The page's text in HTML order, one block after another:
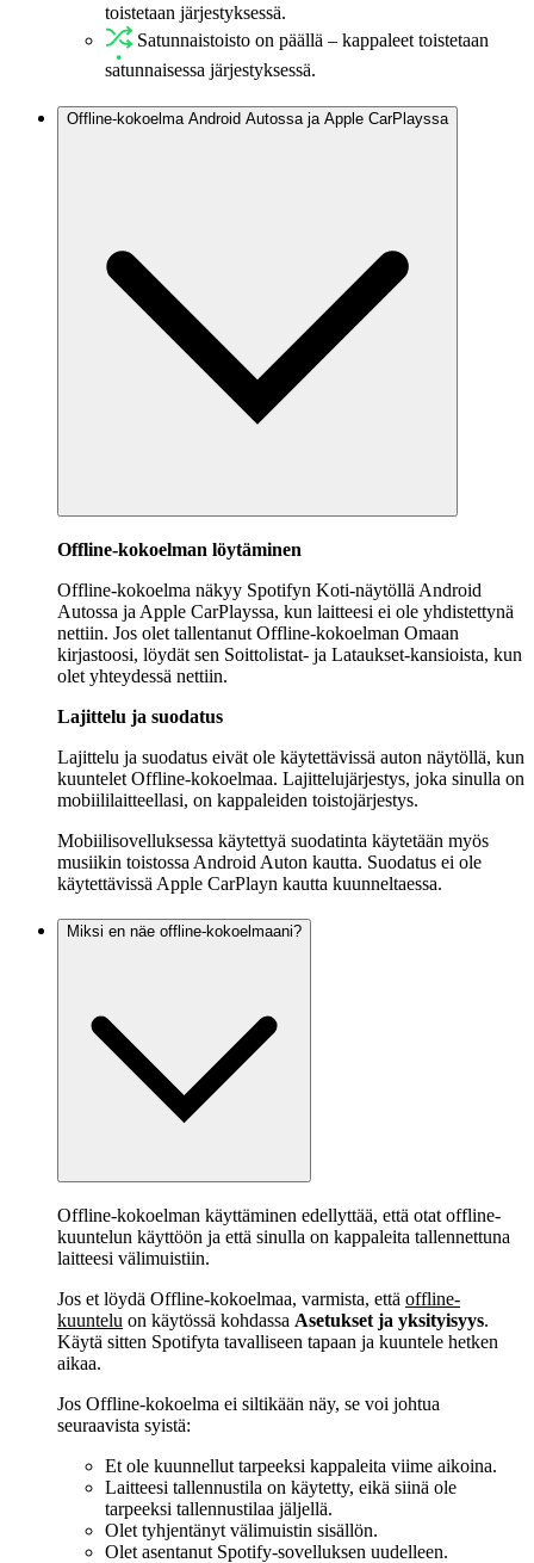
toistetaan järjestyksessä.
Satunnaistoisto on päällä – kappaleet toistetaan
satunnaisessa järjestyksessä.
Offline-kokoelma Android Autossa ja Apple CarPlayssa
Offline-kokoelman löytäminen
Offline-kokoelma näkyy Spotifyn Koti-näytöllä Android
Autossa ja Apple CarPlayssa, kun laitteesi ei ole yhdistettynä
nettiin. Jos olet tallentanut Offline-kokoelman Omaan
kirjastoosi, löydät sen Soittolistat- ja Lataukset-kansioista, kun
olet yhteydessä nettiin.
Lajittelu ja suodatus
Lajittelu ja suodatus eivät ole käytettävissä auton näytöllä, kun
kuuntelet Offline-kokoelmaa. Lajittelujärjestys, joka sinulla on
mobiililaitteellasi, on kappaleiden toistojärjestys.
Mobiilisovelluksessa käytettyä suodatinta käytetään myös
musiikin toistossa Android Auton kautta. Suodatus ei ole
käytettävissä Apple CarPlayn kautta kuunneltaessa.
Miksi en näe offline-kokoelmaani?
Offline-kokoelman käyttäminen edellyttää, että otat offline-
kuuntelun käyttöön ja että sinulla on kappaleita tallennettuna
laitteesi välimuistiin.
Jos et löydä Offline-kokoelmaa, varmista, että offline-
kuuntelu on käytössä kohdassa Asetukset ja yksityisyys.
Käytä sitten Spotifyta tavalliseen tapaan ja kuuntele hetken
aikaa.
Jos Offline-kokoelma ei siltikään näy, se voi johtua
seuraavista syistä:
Et ole kuunnellut tarpeeksi kappaleita viime aikoina.
Laitteesi tallennustila on käytetty, eikä siinä ole
tarpeeksi tallennustilaa jäljellä.
Olet tyhjentänyt välimuistin sisällön.
Olet asentanut Spotify-sovelluksen uudelleen.